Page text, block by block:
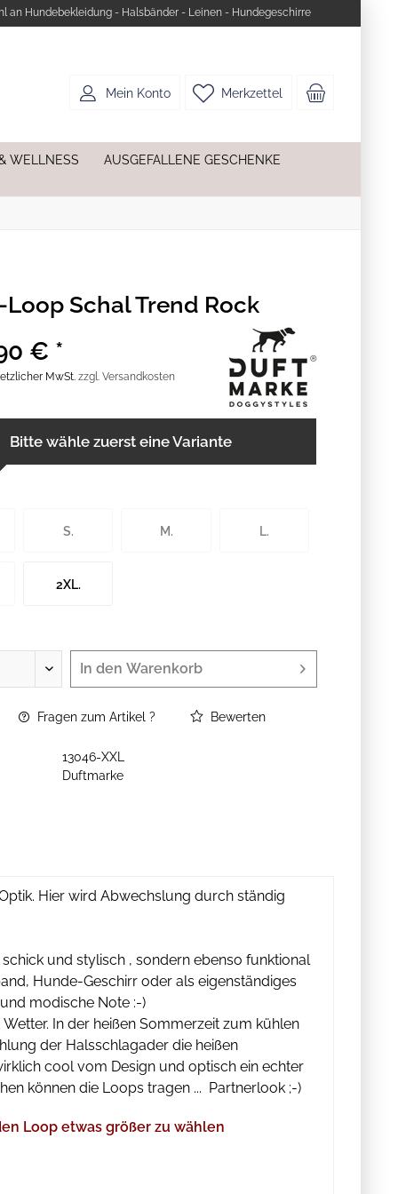
an Hundebekleidung - Halsbänder - Leinen - Hundegeschirre
Merkzettel
Mein Konto
WELLNESS AUSGEFALLENE GESCHENKE
Schal Trend Rock
€ *
MwSt.zzgl. Versandkosten
Bitte wähle zuerst eine Variante
S. M. L.
2XL.
In den Warenkorb
Fragen zum Artikel ? Bewerten
13046-XXL
Duftmarke
Hier wird Abwechslung durch ständig
und stylisch , sondern ebenso funktional
Hunde-Geschirr oder als eigenständiges
modische Note :-)
In der heißen Sommerzeit zum kühlen
der Halsschlagader die heißen
cool vom Design und optisch ein echter
können die Loops tragen ... Partnerlook ;-)
Loop etwas größer zu wählen